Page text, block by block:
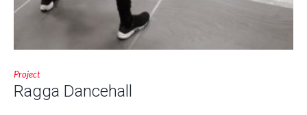
Project
Ragga Dancehall